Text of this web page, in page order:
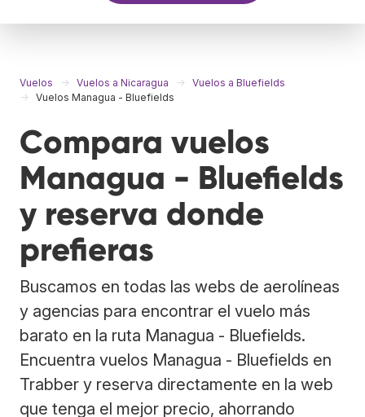
Vuelos Vuelos a Nicaragua
Vuelos a Bluefields
Vuelos Managua - Bluefields
Compara vuelos
Managua - Bluefields
y reserva donde
prefieras
Buscamos en todas las webs de aerolíneas
y agencias para encontrar el vuelo más
barato en la ruta Managua - Bluefields.
Encuentra vuelos Managua - Bluefields en
Trabber y reserva directamente en la web
que tenga el mejor precio, ahorrando